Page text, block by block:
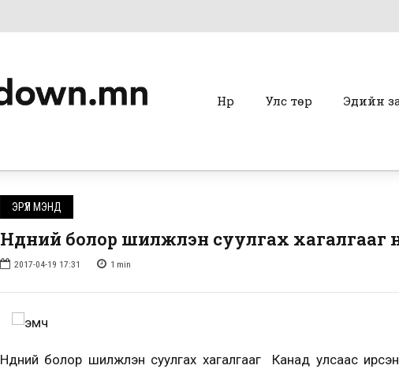
Нүүр Улс төр Эдийн
ЭРҮҮЛ МЭНД
Нүдний болор шилжүүлэн суулгах хагалгааг
2017-04-19 17:31 1 min
Нүдний болор шилжүүлэн суулгах хагалгааг Канад улсаас